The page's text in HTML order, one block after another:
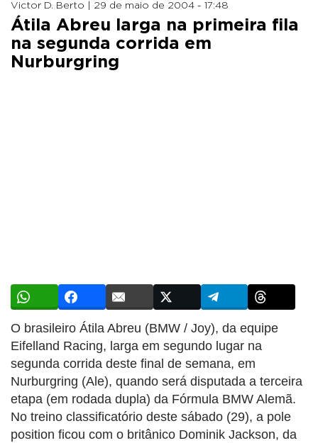
Victor D. Berto | 29 de maio de 2004 - 17:48
Átila Abreu larga na primeira fila
na segunda corrida em
Nurburgring
O brasileiro Átila Abreu (BMW / Joy), da equipe
Eifelland Racing, larga em segundo lugar na
segunda corrida deste final de semana, em
Nurburgring (Ale), quando será disputada a terceira
etapa (em rodada dupla) da Fórmula BMW Alemã.
No treino classificatório deste sábado (29), a pole
position ficou com o britânico Dominik Jackson, da